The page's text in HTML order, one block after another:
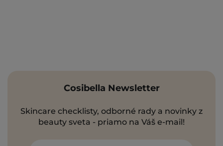
Cosibella Newsletter
Skincare checklisty, odborné rady a novinky z
beauty sveta - priamo na Váš e-mail!